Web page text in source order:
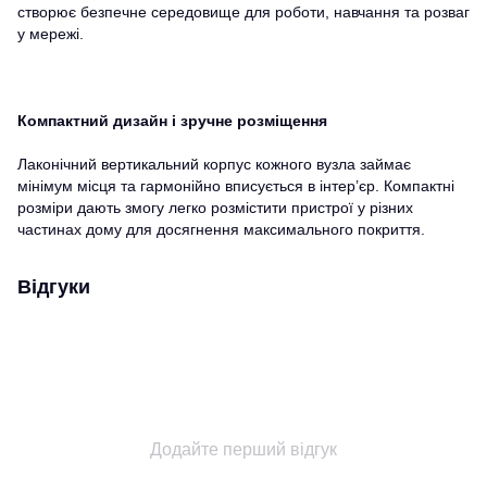
створює безпечне середовище для роботи, навчання та розваг
у мережі.
Компактний дизайн і зручне розміщення
Лаконічний вертикальний корпус кожного вузла займає
мінімум місця та гармонійно вписується в інтер’єр. Компактні
розміри дають змогу легко розмістити пристрої у різних
частинах дому для досягнення максимального покриття.
Відгуки
Додайте перший відгук